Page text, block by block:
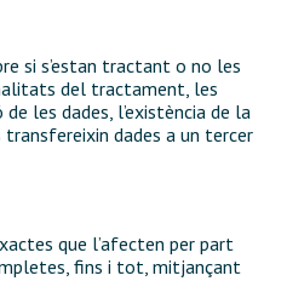
si s’estan tractant o no les
del tractament, les
les dades, l’existència de la
dades a un tercer
que l’afecten per part
fins i tot, mitjançant